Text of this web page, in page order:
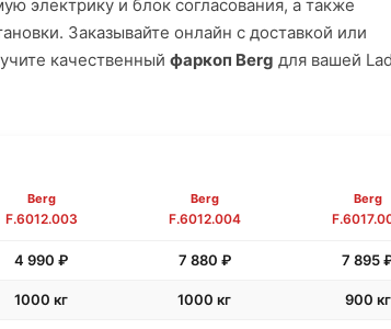
электрику и блок согласования, а также
Заказывайте онлайн с доставкой или
качественный фаркоп Berg для вашей
Berg
F.6012.003
Berg
F.6012.004
Berg
4 990 ₽ 7 880 ₽ 7 895
1000 кг 1000 кг 900 кг